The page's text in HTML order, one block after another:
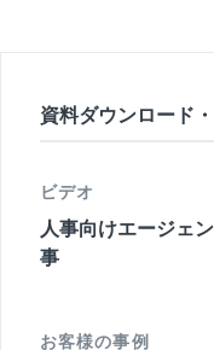
資料ダウンロード
ビデオ
人事向けエージェ
事
お客様の事例